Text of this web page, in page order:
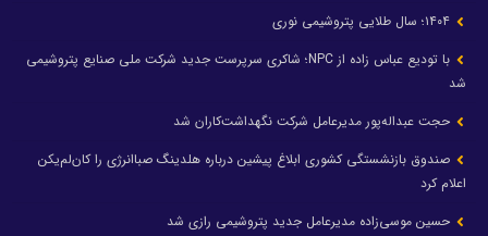
با تودیع عباس زاده از NPC؛ شاکری سرپرست جدید شرکت ملی صنایع پتروشیمی
شد
حجت عبداله‌پور مدیرعامل شرکت نگهداشت‌کاران شد
صندوق بازنشستگی کشوری ابلاغ پیشین درباره هلدینگ صباانرژی را کان‌لم‌یکن
اعلام کرد
حسین موسی‌زاده مدیرعامل جدید پتروشیمی رازی شد